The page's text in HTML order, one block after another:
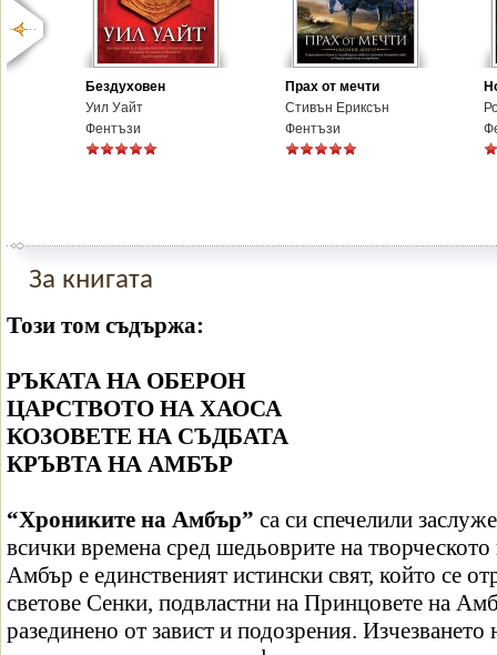
Бездуховен
Уил Уайт
Фентъзи
Прах от мечти
Стивън Ериксън
Фентъзи
За книгата
Този том съдържа:
РЪКАТА НА ОБЕРОН
ЦАРСТВОТО НА ХАОСА
КОЗОВЕТЕ НА СЪДБАТА
КРЪВТА НА АМБЪР
“Хрониките на Амбър” са си спечелили
всички времена сред шедьоврите на
Амбър е единственият истински свят, който се
светове Сенки, подвластни на Принцовете на
разединено от завист и подозрения.